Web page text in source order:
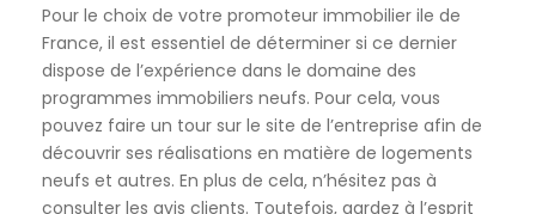
Pour le choix de votre promoteur immobilier ile de
France, il est essentiel de déterminer si ce dernier
dispose de l’expérience dans le domaine des
programmes immobiliers neufs. Pour cela, vous
pouvez faire un tour sur le site de l’entreprise afin de
découvrir ses réalisations en matière de logements
neufs et autres. En plus de cela, n’hésitez pas à
consulter les avis clients. Toutefois, gardez à l’esprit